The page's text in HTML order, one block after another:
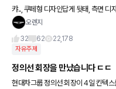
캬.., 쿠페형 디자인답게 뒷태, 측면 디자인이 정말 멋지네요
실물로 보고싶네요 ^^ X6, Q8, GLE쿱 가솔린 차량 가격이 1.2억이
오렌지
32
62 22,178
자유주제
정의선 회장을 만났습니다 ㄷㄷ
현대차그룹 정의선 회장이 4일 킨텍